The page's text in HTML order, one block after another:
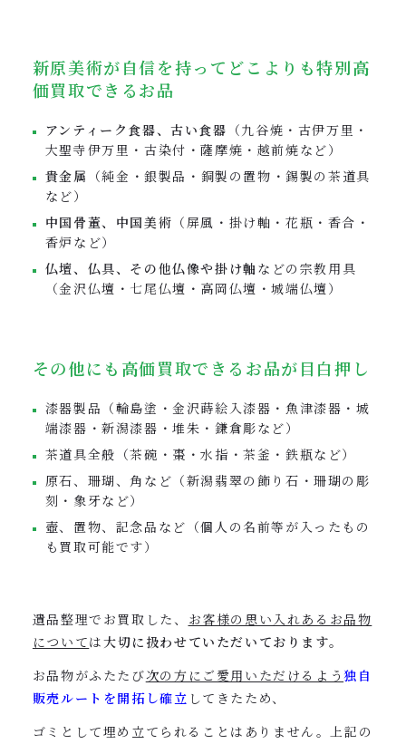
新原美術が自信を持ってどこよりも特別高
価買取できるお品
アンティーク食器、古い食器 （九谷焼・古伊万里・
大聖寺伊万里・古染付・薩摩焼・越前焼など）
貴金属 （純金・銀製品・銅製の置物・錫製の茶道具
など）
中国骨董、中国美術 （屏風・掛け軸・花瓶・香合・
香炉など）
仏壇、仏具、その他仏像や掛け軸 などの宗教用具
（金沢仏壇・七尾仏壇・高岡仏壇・城端仏壇）
その他にも高価買取できるお品が目白押し
漆器製品（輪島塗・金沢蒔絵入漆器・魚津漆器・城
端漆器・新潟漆器・堆朱・鎌倉彫など）
茶道具全般（茶碗・棗・水指・茶釜・鉄瓶など）
原石、珊瑚、角など（新潟翡翠の飾り石・珊瑚の彫
刻・象牙など）
壺、置物、記念品など（個人の名前等が入ったもの
も買取可能です）
遺品整理でお買取した、 お客様の思い入れあるお品物
については大切に扱わせていただいております。
お品物がふたたび次の方にご愛用いただけるよう独自
販売ルートを開拓し確立 してきたため、
ゴミとして埋め立てられることはありません。上記の